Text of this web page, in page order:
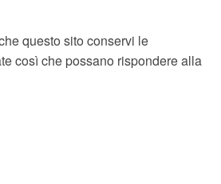
questo sito conservi le
così che possano rispondere alla